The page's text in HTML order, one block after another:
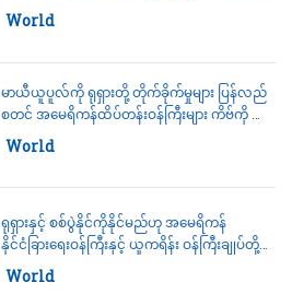
မည်ဟု ဇီလင်စကီး မျှော်လင့်
Category:
World
မာယီယူပူလ်ကို ရုရှားတို့ တိုက်ခိုက်မှုများ ပြန်လည်
စတင် အမေရိကန်ထိပ်တန်းဝန်ကြီးများ ကိဗ်ကို လာ
ရောက်မည်ဟု ယူကရိန်းပြော
Category:
World
ရုရှားနှင့် စစ်ပွဲနိုင်ကိုနိုင်မည်ဟု အမေရိကန်
နိုင်ငံခြားရေးဝန်ကြီးနှင့် ယူကရိန်း ဝန်ကြီးချုပ်တို့
ပြော
Category:
World